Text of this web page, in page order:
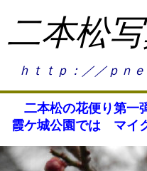
二本松
ｈｔｔｐ：／／ｐｎ
二本松の花便り第一
霞ケ城公園では マイ